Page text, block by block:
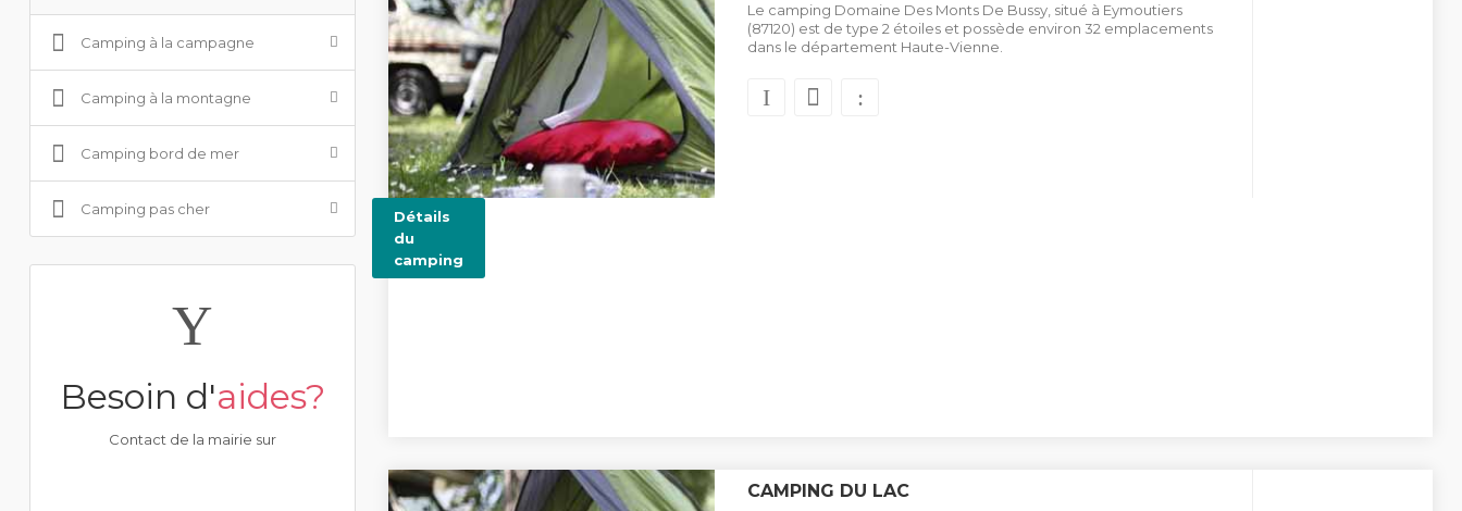
Camping à la campagne
Camping à la montagne
Camping bord de mer
Camping pas cher
Besoin d'aides?
Contact de la mairie sur
Le camping Domaine Des Monts De Bussy, situé à Eymoutiers
(87120) est de type 2 étoiles et possède environ 32 emplacements
dans le département Haute-Vienne.
Détails
du
camping
CAMPING DU LAC